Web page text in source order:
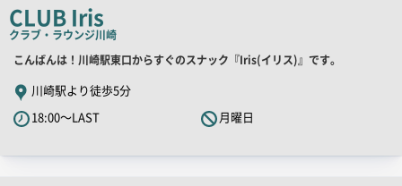
ピ
ー
CLUB Iris
クラブ・ラウンジ川崎
店
舗
PR
キ
こんばんは！川崎駅東口からすぐのスナック『Iris(イリス)』です。
川崎駅より徒歩5分
18:00～LAST
月曜日